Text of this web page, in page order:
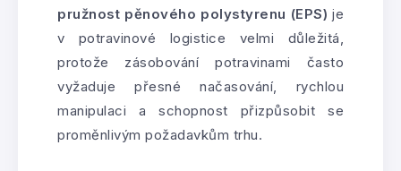
pružnost pěnového polystyrenu (EPS) je
v potravinové logistice velmi důležitá,
protože zásobování potravinami často
vyžaduje přesné načasování, rychlou
manipulaci a schopnost přizpůsobit se
proměnlivým požadavkům trhu.